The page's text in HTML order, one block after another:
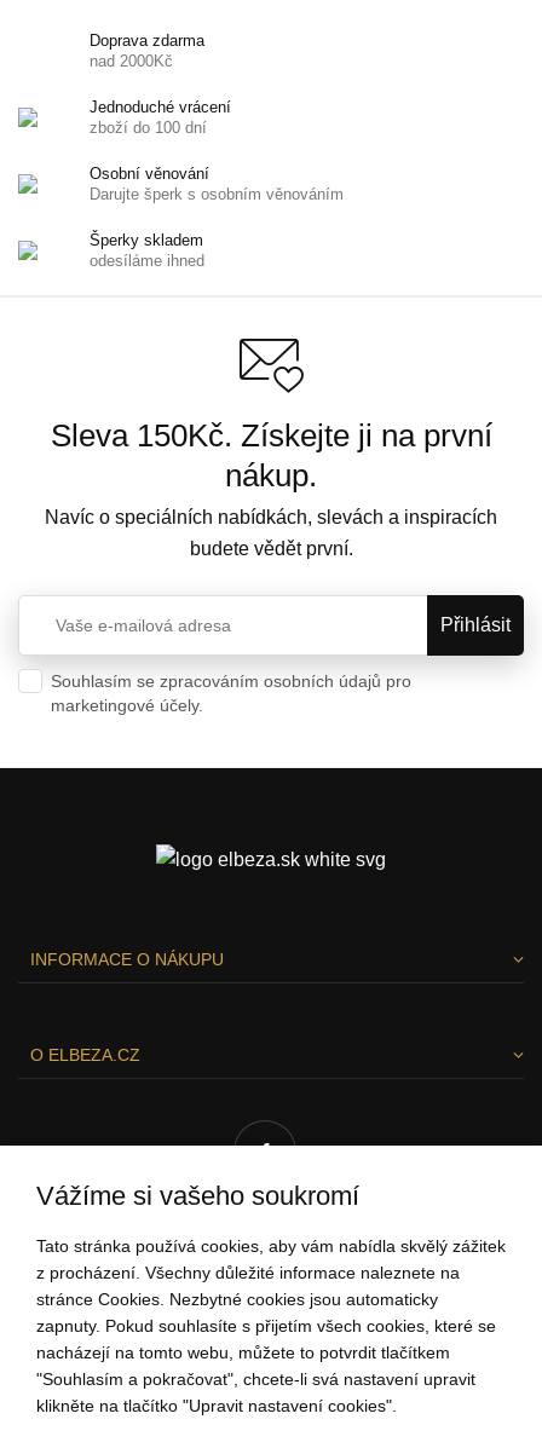
Doprava zdarma
nad 2000Kč
Jednoduché vrácení
zboží do 100 dní
Osobní věnování
Darujte šperk s osobním věnováním
Šperky skladem
odesíláme ihned
Sleva 150Kč. Získejte ji na první
nákup.
Navíc o speciálních nabídkách, slevách a inspiracích
budete vědět první.
Souhlasím se zpracováním osobních údajů pro
marketingové účely.
INFORMACE O NÁKUPU
O ELBEZA.CZ
RÁDI VÁM POMŮŽEME!
704 034 135
(Po - Pá: 9:00-15:00)
Vážíme si vašeho soukromí
Tato stránka používá cookies, aby vám nabídla skvělý zážitek
z procházení. Všechny důležité informace naleznete na
stránce Cookies. Nezbytné cookies jsou automaticky
zapnuty. Pokud souhlasíte s přijetím všech cookies, které se
nacházejí na tomto webu, můžete to potvrdit tlačítkem
"Souhlasím a pokračovat", chcete-li svá nastavení upravit
klikněte na tlačítko "Upravit nastavení cookies".